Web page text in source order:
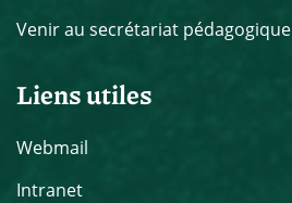
Venir au secrétariat pédagogique
Liens utiles
Webmail
Intranet